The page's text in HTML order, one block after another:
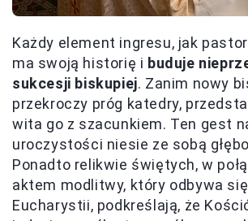
Każdy element ingresu, jak
ma swoją historię i buduje
sukcesji biskupiej. Zanim nowy
przekroczy próg katedry,
wita go z szacunkiem. Ten gest
uroczystości niesie ze sobą
Ponadto relikwie świętych, w
aktem modlitwy, który odbywa
Eucharystii, podkreślają, że